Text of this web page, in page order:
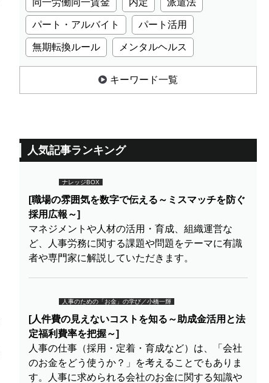
同一労働同一賃金 内定 派遣法
パート・アルバイト パート活用
無期転換ルール メンタルヘルス
キーワード一覧
人気記事ランキング
ナレッジBOX
[職場の雰囲気を数字で伝える～ミスマッチを防ぐ
採用広報～]
マネジメントや人材の活用・育成、組織運営な
ど、人事労務に関する課題や問題をテーマに有識
者や専門家に解説していただきます。
人事のための「お金」の学び／小橋一輝
[人件費の見えないコストを知る～助成金活用と法
定福利費率を把握～]
人事の仕事（採用・定着・育成など）は、「会社
のお金をどう使うか？」を考えることでもありま
す。人事に求められる会社のお金に関する知識や